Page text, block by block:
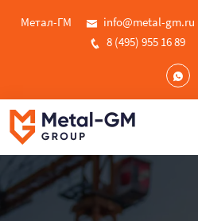
Метал-ГМ info@metal-gm.ru
8 (495) 955 16 89